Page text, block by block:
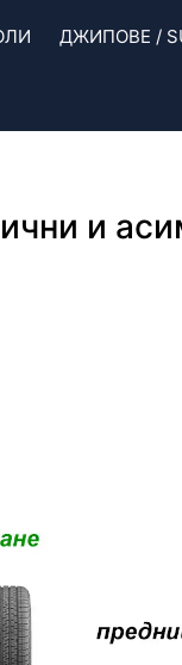
ДЖИПОВЕ /
и